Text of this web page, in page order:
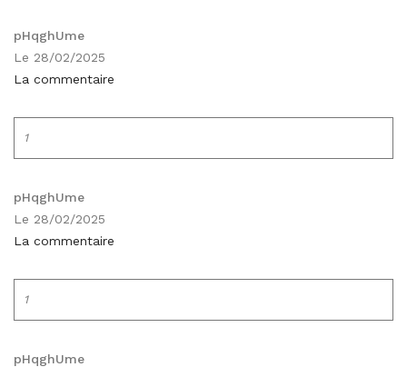
pHqghUme
Le 28/02/2025
La commentaire
1
pHqghUme
Le 28/02/2025
La commentaire
1
pHqghUme